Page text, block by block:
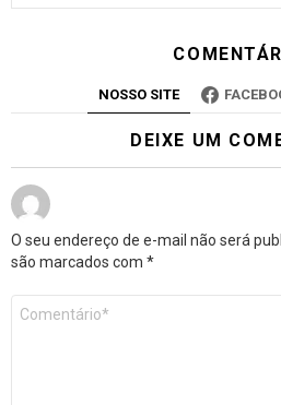
NOSSO SITE
DEIXE UM
O seu endereço de e-mail não será
são marcados com *